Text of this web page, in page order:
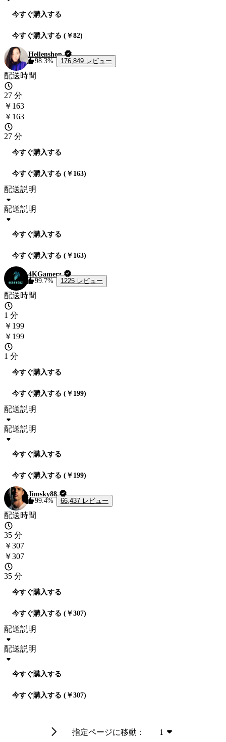
今すぐ購入する
今すぐ購入する (￥82)
Hellenshop
98.3%
176,849 レビュー
配送時間
27 分
￥163
￥163
27 分
今すぐ購入する
今すぐ購入する (￥163)
配送説明
配送説明
今すぐ購入する
今すぐ購入する (￥163)
4KGamerz
99.7%
1225 レビュー
配送時間
1 分
￥199
￥199
1 分
今すぐ購入する
今すぐ購入する (￥199)
配送説明
配送説明
今すぐ購入する
今すぐ購入する (￥199)
Jimsky88
99.4%
66,437 レビュー
配送時間
35 分
￥307
￥307
35 分
今すぐ購入する
今すぐ購入する (￥307)
配送説明
配送説明
今すぐ購入する
今すぐ購入する (￥307)
指定ページに移動：
1